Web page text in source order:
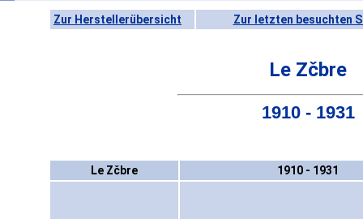
Zur Herstellerübersicht Zur letzten besuchten
Le Zčbre
1910 - 1931
Le Zčbre 1910 - 1931